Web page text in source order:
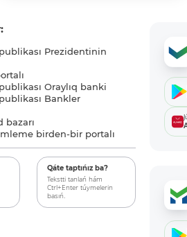
Prezidentinin
Oraylıq banki
Bankler
bazarı
birden-bir portalı
Qáte taptıńız ba?
Tekstti tanlań hám
Ctrl+Enter túymelerin
basıń.